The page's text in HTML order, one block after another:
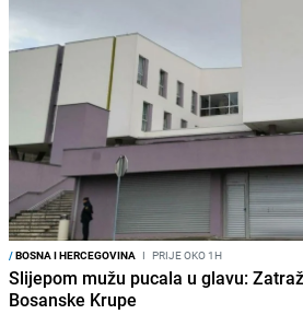
/BOSNA I HERCEGOVINA I PRIJE OKO 1H
Slijepom mužu pucala u glavu:
Bosanske Krupe